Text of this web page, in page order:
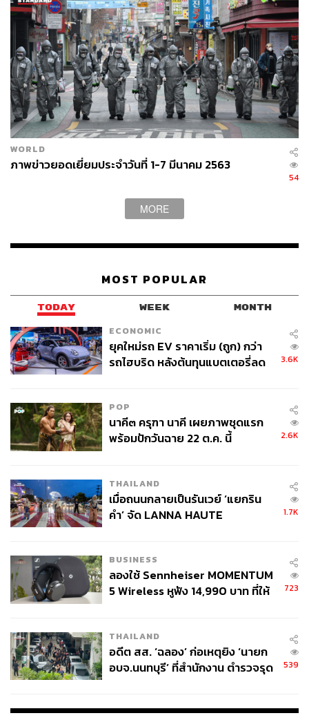
วัน อยู่บำรุง ส.ส.กรุงเทพฯ เขตบางบอน-​หนองแขม พรรคเพื่อ
ไทย เดินหยอกล้อกับ น้าค่อม ชวนชื่น นักแสดงตลก ในงาน
เลี้ยงขอบคุณประชาชนหลังตนเองชนะเลือกตั้ง
ภาพ:ชาติกล้า สำเนียงแจ่ม
เรียนรู้และถ่ายทอดเรื่องราวของไลฟ์สไตล์
สังคมตีตราว่าเป็นเรื่องผิดศีลธรรม ผ่านการแสดงศิลปะญี่ปุ่น
แบบผสมผสาน เพื่อให้ข้อมูลแก่บุคคลทั่วไปที่สนใจ
หรือสภาวะที่ถูกพันธนาการ(Bondage),
การลงโทษ
(Discipline),การปกครอง(Dominance)และการยอมจำนน
(Submission),การมีความสุขจากการทำให้ผู้อื่นเจ็บปวด
(Masochism)
ภาพ :วรรษมน ไตรยศักดา
WORLD
ภาพข่าวยอดเยี่ยมประจำวันที่ 1-7 มีนาคม 2563
54
MORE
MOST POPULAR
TODAY WEEK MONTH
ECONOMIC
ยุคใหม่รถ EV ราคาเริ่ม (ถูก) กว่า
รถไฮบริด หลังต้นทุนแบตเตอรี่ลด
3.6K
POP
นาคี๓ ครุฑา นาคี เผยภาพชุดแรก
พร้อมปักวันฉาย 22 ต.ค. นี้
2.6K
THAILAND
เมื่อถนนกลายเป็นรันเวย์ ‘แยกริน
คำ’ จัด LANNA HAUTE
1.7K
BUSINESS
ลองใช้ Sennheiser MOMENTUM
5 Wireless หูฟัง 14,990 บาท ที่ให้
723
THAILAND
อดีต สส. ‘ฉลอง’ ก่อเหตุยิง ‘นายก
อบจ.นนทบุรี’ ที่สำนักงาน ตำรวจรุด
539